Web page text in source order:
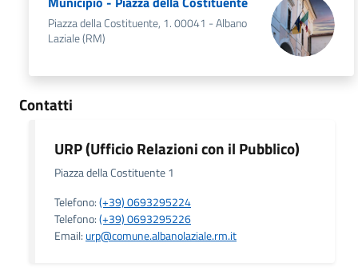
Piazza della Costituente, 1. 00041 - Albano
Laziale (RM)
Contatti
URP (Ufficio Relazioni con il Pubblico)
Piazza della Costituente 1
Telefono:(+39) 0693295224
Telefono:(+39) 0693295226
Email: urp@comune.albanolaziale.rm.it